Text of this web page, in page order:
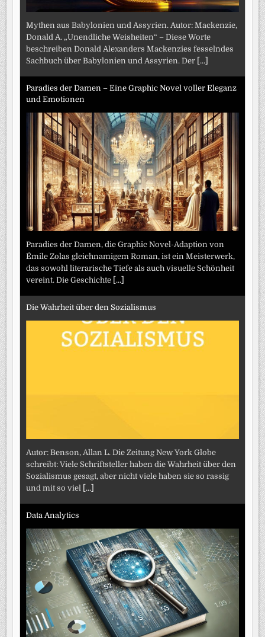
Mythen aus Babylonien und Assyrien. Autor: Mackenzie,
Donald A. „Unendliche Weisheiten“ – Diese Worte
beschreiben Donald Alexanders Mackenzies fesselndes
Sachbuch über Babylonien und Assyrien. Der [...]
Paradies der Damen – Eine Graphic Novel voller Eleganz
und Emotionen
Paradies der Damen, die Graphic Novel-Adaption von
Émile Zolas gleichnamigem Roman, ist ein Meisterwerk,
das sowohl literarische Tiefe als auch visuelle Schönheit
vereint. Die Geschichte [...]
Die Wahrheit über den Sozialismus
Autor: Benson, Allan L. Die Zeitung New York Globe
schreibt: Viele Schriftsteller haben die Wahrheit über den
Sozialismus gesagt, aber nicht viele haben sie so rassig
und mit so viel
[...]
Data Analytics